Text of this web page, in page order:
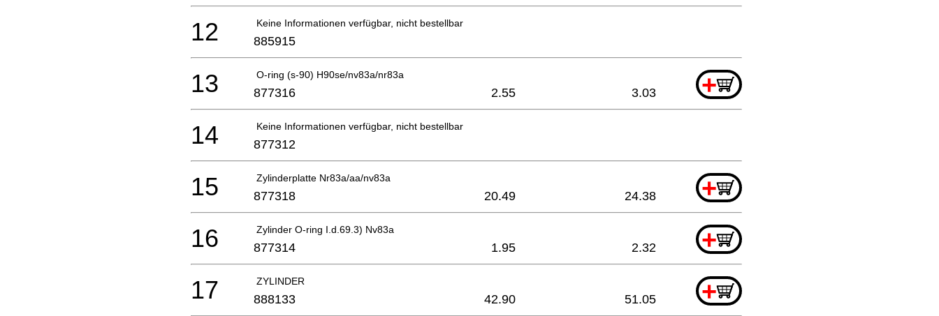
Keine Informationen verfügbar, nicht bestellbar
12 885915
O-ring (s-90) H90se/nv83a/nr83a +
13 877316 2.55 3.03
Keine Informationen verfügbar, nicht bestellbar
14 877312
Zylinderplatte Nr83a/aa/nv83a +
15 877318 20.49 24.38
Zylinder O-ring I.d.69.3) Nv83a +
16 877314 1.95 2.32
ZYLINDER +
17 888133 42.90 51.05